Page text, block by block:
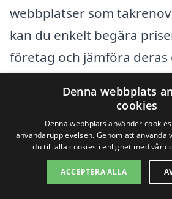
webbplatser som
kan du enkelt begära
företag och jämföra
Detta sparar tid och ger
välja det företag som
behov och budget.
Få 3 erbjudanden,
förpliktelser
Denna webbplats
cookies
Denna webbplats använder
användarupplevelsen. Genom att använda
du till alla cookies i enlighet med vår
ACCEPTERA ALLA